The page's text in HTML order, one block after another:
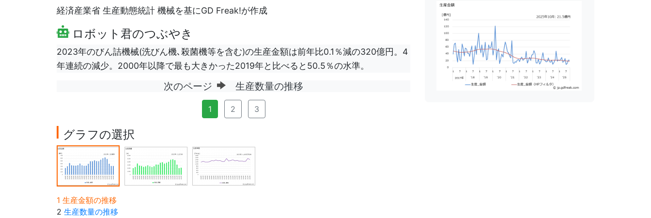
経済産業省 生産動態統計 機械を基にGD Freak!が作成
ロボット君のつぶやき
2023年のびん詰機械(洗びん機､殺菌機等を含む)の生産金額は前年比0.1％減の320億円。4
年連続の減少。2000年以降で最も大きかった2019年と比べると50.5％の水準。
次のページ 生産数量の推移
1 2 3
グラフの選択
1 生産金額の推移
2 生産数量の推移